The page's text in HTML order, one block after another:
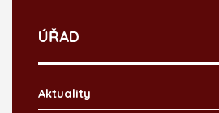
ÚŘAD
Aktuality